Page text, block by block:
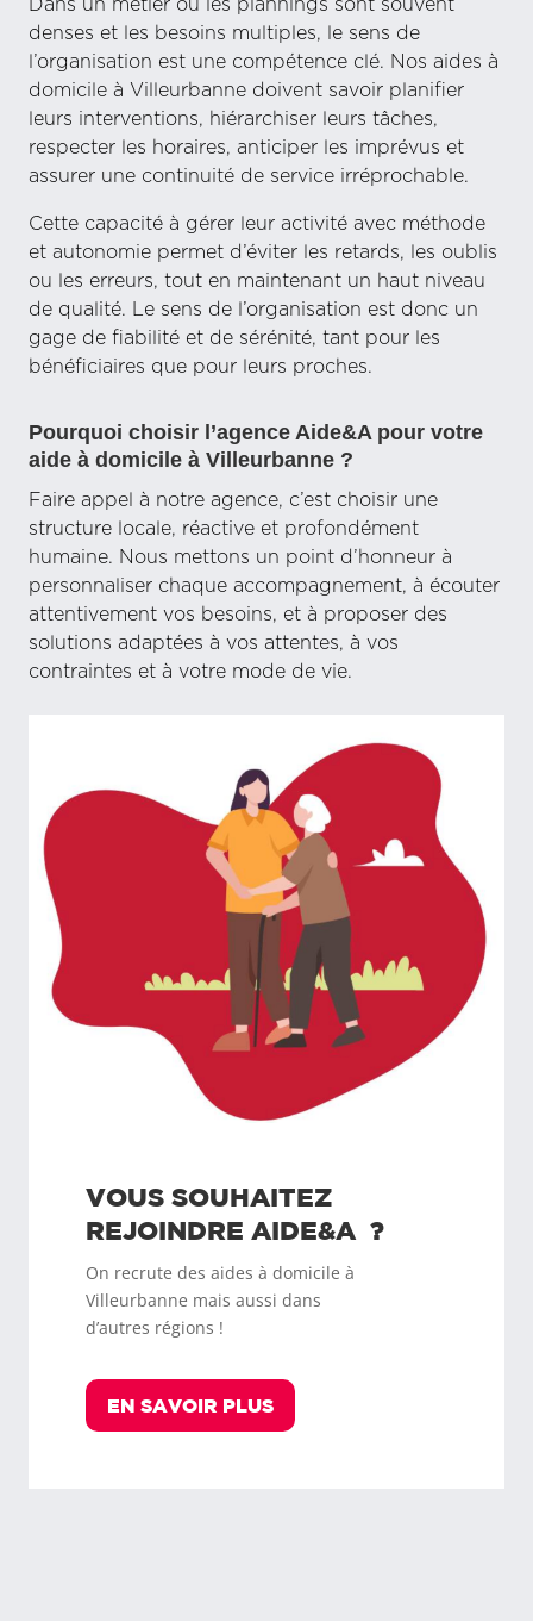
Dans un métier où les plannings sont souvent
denses et les besoins multiples, le sens de
l’organisation est une compétence clé. Nos aides à
domicile à Villeurbanne doivent savoir planifier
leurs interventions, hiérarchiser leurs tâches,
respecter les horaires, anticiper les imprévus et
assurer une continuité de service irréprochable.
Cette capacité à gérer leur activité avec méthode
et autonomie permet d’éviter les retards, les oublis
ou les erreurs, tout en maintenant un haut niveau
de qualité. Le sens de l’organisation est donc un
gage de fiabilité et de sérénité, tant pour les
bénéficiaires que pour leurs proches.
Pourquoi choisir l’agence Aide&A pour votre
aide à domicile à Villeurbanne ?
Faire appel à notre agence, c’est choisir une
structure locale, réactive et profondément
humaine. Nous mettons un point d’honneur à
personnaliser chaque accompagnement, à écouter
attentivement vos besoins, et à proposer des
solutions adaptées à vos attentes, à vos
contraintes et à votre mode de vie.
VOUS SOUHAITEZ
REJOINDRE AIDE&A ?
On recrute des aides à domicile à
Villeurbanne mais aussi dans
d’autres régions !
EN SAVOIR PLUS